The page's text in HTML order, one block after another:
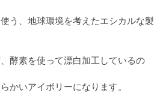
う、地球環境を考えたエシカルな製
酵素を使って漂白加工しているの
かいアイボリーになります。